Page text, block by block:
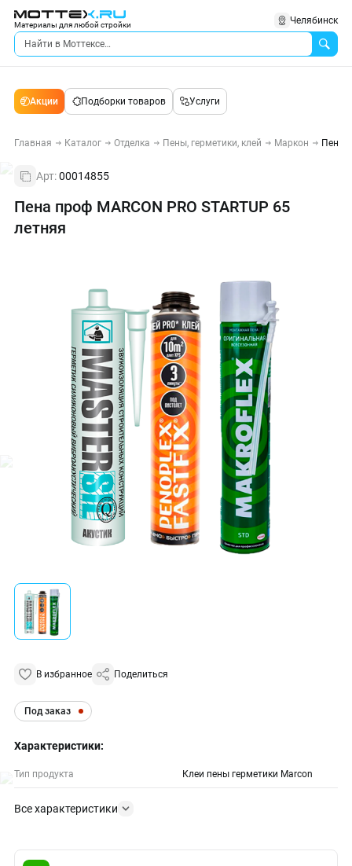
Материалы для любой стройки Челябинск
Акции Подборки товаров Услуги
Главная Каталог Отделка Пены, герметики, клей Маркон Пена
Арт:00014855
Пена проф MARCON PRO STARTUP 65
летняя
В избранное Поделиться
Под заказ
Характеристики:
Тип продукта Клеи пены герметики Marcon
Все характеристики